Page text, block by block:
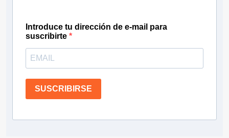
Introduce tu dirección de e-mail para
suscribirte
SUSCRIBIRSE